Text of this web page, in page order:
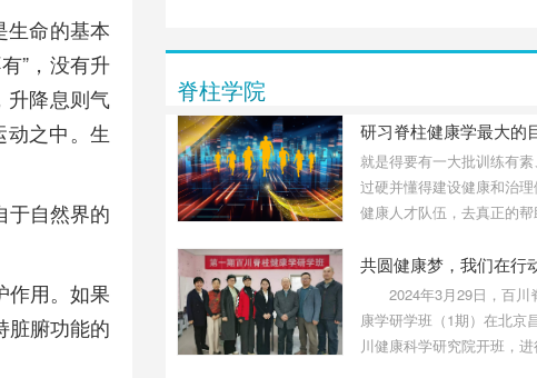
命的基本
”，没有升
升降息则气
之中。生
自然界的
用。如果
脏腑功能的
太慢！会产生这样的认识误
区。通过几十年修炼太极的体
悟和总结写出了《别太极》一
书，其中，许多结论都是经过
数十年反复琢磨，求证的结
果。
作先进个人”荣誉称号。
脊柱学院
就是得要有一大批训练有
过硬并懂得建设健康和治
健康人才队伍，去真正的
一批有健康学思想，健康
康技术的人才，才能领导
的健康革命，才能完整地
产业和建设健康中国。而
2024年3月29日，百川
康学研学班（1期）在北京
川健康科学研究院开班，